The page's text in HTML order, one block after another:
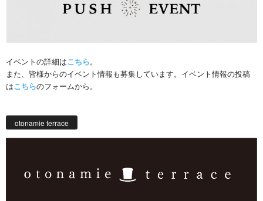
イベントの詳細はこちら。
また、皆様からのイベント情報も募集しています。イベント情報の投稿
はこちらのフォームから。
otonamie terrace